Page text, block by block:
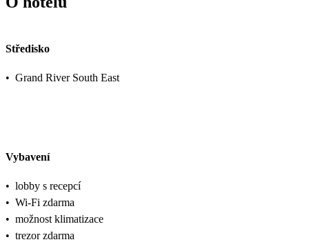
Středisko
• Grand River South East
Vybavení
• lobby s recepcí
• Wi-Fi zdarma
• možnost klimatizace
• trezor zdarma